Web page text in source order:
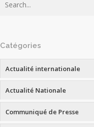
Catégories
Actualité internationale
Actualité Nationale
Communiqué de Presse